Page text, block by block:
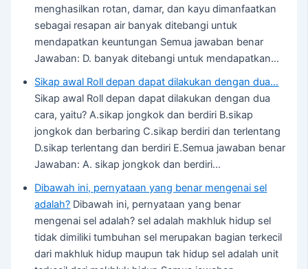
menghasilkan rotan, damar, dan kayu dimanfaatkan
sebagai resapan air banyak ditebangi untuk
mendapatkan keuntungan Semua jawaban benar
Jawaban: D. banyak ditebangi untuk mendapatkan…
Sikap awal Roll depan dapat dilakukan dengan dua…
Sikap awal Roll depan dapat dilakukan dengan dua
cara, yaitu? A.sikap jongkok dan berdiri B.sikap
jongkok dan berbaring C.sikap berdiri dan terlentang
D.sikap terlentang dan berdiri E.Semua jawaban benar
Jawaban: A. sikap jongkok dan berdiri…
Dibawah ini, pernyataan yang benar mengenai sel
adalah? Dibawah ini, pernyataan yang benar
mengenai sel adalah? sel adalah makhluk hidup sel
tidak dimiliki tumbuhan sel merupakan bagian terkecil
dari makhluk hidup maupun tak hidup sel adalah unit